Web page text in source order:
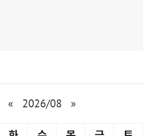
« 2026/08 »